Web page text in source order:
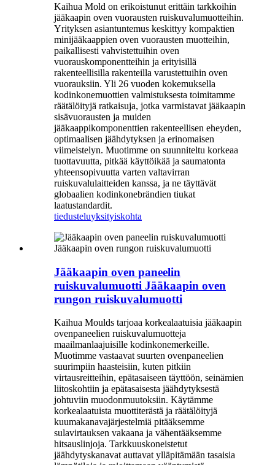
Kaihua Mold on erikoistunut erittäin tarkkoihin
jääkaapin oven vuorausten ruiskuvalumuotteihin.
Yrityksen asiantuntemus keskittyy kompaktien
minijääkaappien oven vuorausten muotteihin,
paikallisesti vahvistettuihin oven
vuorauskomponentteihin ja erityisillä
rakenteellisilla rakenteilla varustettuihin oven
vuorauksiin. Yli 26 vuoden kokemuksella
kodinkonemuottien valmistuksesta toimitamme
räätälöityjä ratkaisuja, jotka varmistavat jääkaapin
sisävuorausten ja muiden
jääkaappikomponenttien rakenteellisen eheyden,
optimaalisen jäähdytyksen ja erinomaisen
viimeistelyn. Muotimme on suunniteltu korkeaa
tuottavuutta, pitkää käyttöikää ja saumatonta
yhteensopivuutta varten valtavirran
ruiskuvalulaitteiden kanssa, ja ne täyttävät
globaalien kodinkonebrändien tiukat
laatustandardit.
tiedusteluyksityiskohta
Jääkaapin oven paneelin
ruiskuvalumuotti Jääkaapin oven
rungon ruiskuvalumuotti
Kaihua Moulds tarjoaa korkealaatuisia jääkaapin
ovenpaneelien ruiskuvalumuotteja
maailmanlaajuisille kodinkonemerkeille.
Muotimme vastaavat suurten ovenpaneelien
suurimpiin haasteisiin, kuten pitkiin
virtausreitteihin, epätasaiseen täyttöön, seinämien
liitoskohtiin ja epätasaisesta jäähdytyksestä
johtuviin muodonmuutoksiin. Käytämme
korkealaatuista muottiterästä ja räätälöityjä
kuumakanavajärjestelmiä pitääksemme
sulavirtauksen vakaana ja vähentääksemme
hitsauslinjoja. Tarkkuuskoneistetut
jäähdytyskanavat auttavat ylläpitämään tasaisia ​​